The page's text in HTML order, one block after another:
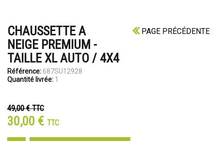
PAGE PRÉCÉDENTE
CHAUSSETTE A
NEIGE PREMIUM -
TAILLE XL AUTO / 4X4
Référence: 687SU12928
Quantité livrée: 1
49,00 €TTC
30,00 € TTC